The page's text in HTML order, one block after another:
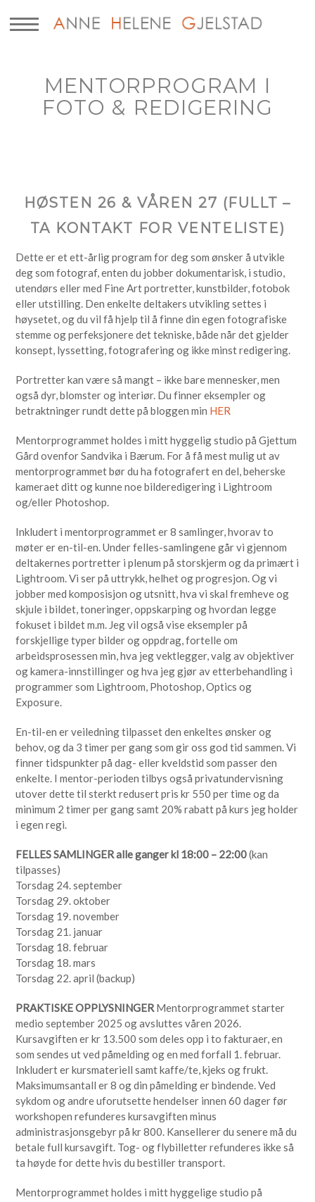
MENTORPROGRAM I
FOTO & REDIGERING
HØSTEN 26 & VÅREN 27 (FULLT –
TA KONTAKT FOR VENTELISTE)
Dette er et ett-årlig program for deg som ønsker å utvikle
deg som fotograf, enten du jobber dokumentarisk, i studio,
utendørs eller med Fine Art portretter, kunstbilder, fotobok
eller utstilling. Den enkelte deltakers utvikling settes i
høysetet, og du vil få hjelp til å finne din egen fotografiske
stemme og perfeksjonere det tekniske, både når det gjelder
konsept, lyssetting, fotografering og ikke minst redigering.
Portretter kan være så mangt – ikke bare mennesker, men
også dyr, blomster og interiør. Du finner eksempler og
betraktninger rundt dette på bloggen min HER
Mentorprogrammet holdes i mitt hyggelig studio på Gjettum
Gård ovenfor Sandvika i Bærum. For å få mest mulig ut av
mentorprogrammet bør du ha fotografert en del, beherske
kameraet ditt og kunne noe bilderedigering i Lightroom
og/eller Photoshop.
Inkludert i mentorprogrammet er 8 samlinger, hvorav to
møter er en-til-en. Under felles-samlingene går vi gjennom
deltakernes portretter i plenum på storskjerm og da primært i
Lightroom. Vi ser på uttrykk, helhet og progresjon. Og vi
jobber med komposisjon og utsnitt, hva vi skal fremheve og
skjule i bildet, toneringer, oppskarping og hvordan legge
fokuset i bildet m.m. Jeg vil også vise eksempler på
forskjellige typer bilder og oppdrag, fortelle om
arbeidsprosessen min, hva jeg vektlegger, valg av objektiver
og kamera-innstillinger og hva jeg gjør av etterbehandling i
programmer som Lightroom, Photoshop, Optics og
Exposure.
En-til-en er veiledning tilpasset den enkeltes ønsker og
behov, og da 3 timer per gang som gir oss god tid sammen. Vi
finner tidspunkter på dag- eller kveldstid som passer den
enkelte. I mentor-perioden tilbys også privatundervisning
utover dette til sterkt redusert pris kr 550 per time og da
minimum 2 timer per gang samt 20% rabatt på kurs jeg holder
i egen regi.
FELLES SAMLINGER alle ganger kl 18:00 – 22:00(kan
tilpasses)
Torsdag 24. september
Torsdag 29. oktober
Torsdag 19. november
Torsdag 21. januar
Torsdag 18. februar
Torsdag 18. mars
Torsdag 22. april (backup)
PRAKTISKE OPPLYSNINGER Mentorprogrammet starter
medio september 2025 og avsluttes våren 2026.
Kursavgiften er kr 13.500 som deles opp i to fakturaer, en
som sendes ut ved påmelding og en med forfall 1. februar.
Inkludert er kursmateriell samt kaffe/te, kjeks og frukt.
Maksimumsantall er 8 og din påmelding er bindende. Ved
sykdom og andre uforutsette hendelser innen 60 dager før
workshopen refunderes kursavgiften minus
administrasjonsgebyr på kr 800. Kansellerer du senere må du
betale full kursavgift. Tog- og flybilletter refunderes ikke så
ta høyde for dette hvis du bestiller transport.
Mentorprogrammet holdes i mitt hyggelige studio på